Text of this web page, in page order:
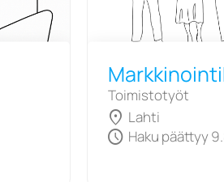
Toimistotyöt
location_on Lahti
schedule Haku päättyy